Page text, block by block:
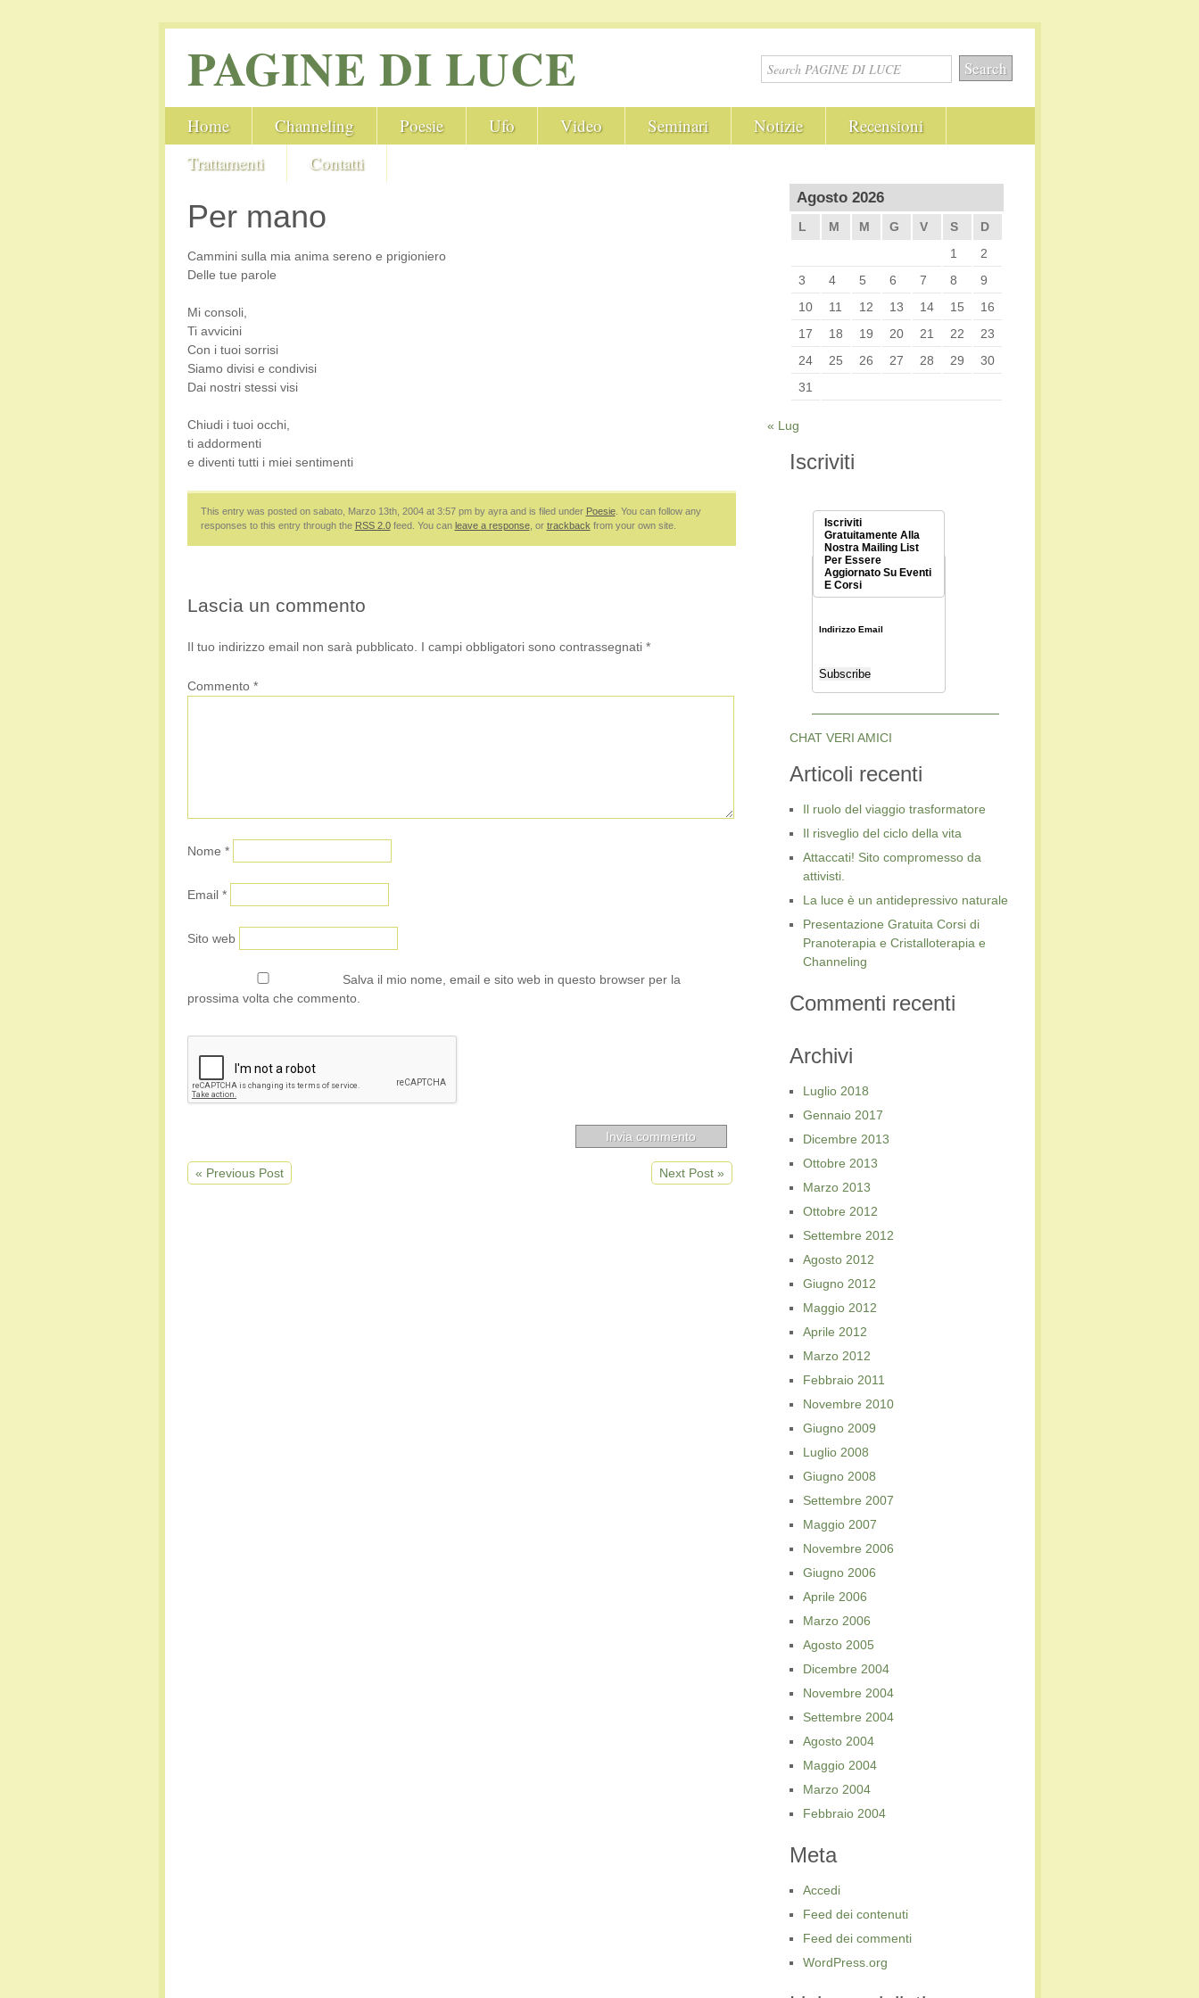
PAGINE DI LUCE
Home Channeling Poesie Ufo Video Seminari Notizie
Recensioni
Trattamenti
Contatti
Per mano
Cammini sulla mia anima sereno e prigioniero
Delle tue parole
Mi consoli,
Ti avvicini
Con i tuoi sorrisi
Siamo divisi e condivisi
Dai nostri stessi visi
Chiudi i tuoi occhi,
ti addormenti
e diventi tutti i miei sentimenti
This entry was posted on sabato, Marzo 13th, 2004 at 3:57 pm by ayra and is filed under Poesie. You can follow any
responses to this entry through the RSS 2.0feed. You can leave a response, or trackback from your own site.
Lascia un commento
Il tuo indirizzo email non sarà pubblicato. I campi obbligatori sono contrassegnati *
Commento *
Nome *
Email *
Sito web
Salva il mio nome, email e sito web in questo browser per la
prossima volta che commento.
« Previous Post Next Post »
Agosto 2026
L M M G V S
D
1
2
3
4 5 6 7 8
9
10
11 12 13 14 15
16
17
18 19 20 21 22
23
24
25 26 27 28 29
30
31
« Lug
Iscriviti
Iscriviti
Gratuitamente Alla
Nostra Mailing List
Per Essere
Aggiornato Su Eventi
E Corsi
Indirizzo Email
CHAT VERI AMICI
Articoli recenti
Il ruolo del viaggio trasformatore
Il risveglio del ciclo della vita
Attaccati! Sito compromesso da
attivisti.
La luce è un antidepressivo naturale
Presentazione Gratuita Corsi di
Pranoterapia e Cristalloterapia e
Channeling
Commenti recenti
Archivi
Luglio 2018
Gennaio 2017
Dicembre 2013
Ottobre 2013
Marzo 2013
Ottobre 2012
Settembre 2012
Agosto 2012
Giugno 2012
Maggio 2012
Aprile 2012
Marzo 2012
Febbraio 2011
Novembre 2010
Giugno 2009
Luglio 2008
Giugno 2008
Settembre 2007
Maggio 2007
Novembre 2006
Giugno 2006
Aprile 2006
Marzo 2006
Agosto 2005
Dicembre 2004
Novembre 2004
Settembre 2004
Agosto 2004
Maggio 2004
Marzo 2004
Febbraio 2004
Meta
Accedi
Feed dei contenuti
Feed dei commenti
WordPress.org